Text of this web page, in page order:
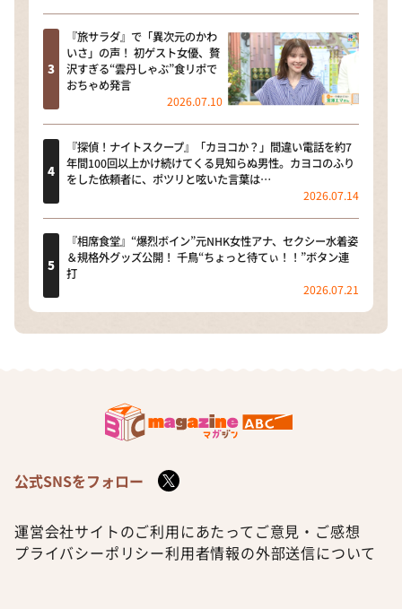
『旅サラダ』で「異次元のかわ
いさ」の声！ 初ゲスト女優、贅
沢すぎる“雲丹しゃぶ”食リポで
おちゃめ発言
2026.07.10
『探偵！ナイトスクープ』「カヨコか？」間違い電話を約7
年間100回以上かけ続けてくる見知らぬ男性。カヨコのふり
をした依頼者に、ポツリと呟いた言葉は…
2026.07.14
『相席食堂』“爆烈ボイン”元NHK女性アナ、セクシー水着姿
＆規格外グッズ公開！ 千鳥“ちょっと待てぃ！！”ボタン連
打
2026.07.21
公式SNSをフォロー
運営会社サイトのご利用にあたって ご意見・ご感想
プライバシーポリシー利用者情報の外部送信について